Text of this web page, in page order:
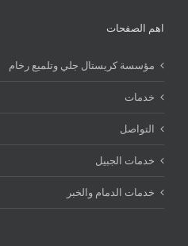
اهم الصفحات
مؤسسة كريستال جلي وتلميع رخام
خدمات
التواصل
خدمات الجبيل
خدمات الدمام والخبر